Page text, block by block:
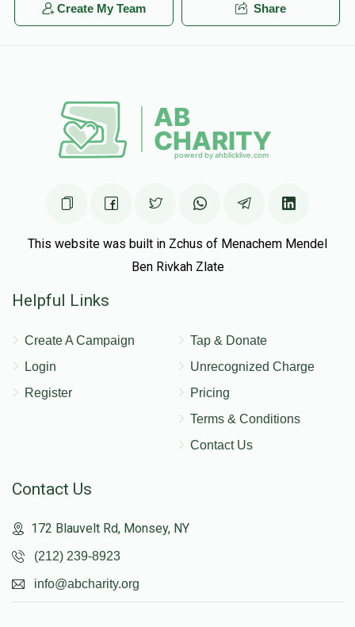
Create My Team Share
This website was built in Zchus of Menachem Mendel
Ben Rivkah Zlate
Helpful Links
Create A Campaign
Login
Register
Tap & Donate
Unrecognized Charge
Pricing
Terms & Conditions
Contact Us
Contact Us
172 Blauvelt Rd, Monsey, NY
(212) 239-8923
info@abcharity.org